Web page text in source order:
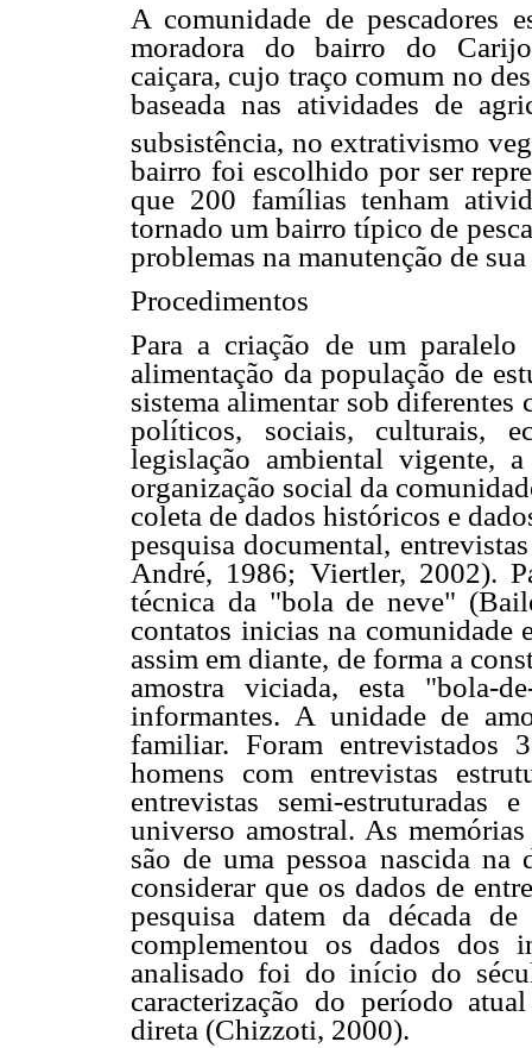
A comunidade de pescadores
moradora do bairro do
caiçara, cujo traço comum no
baseada nas atividades de
subsistência, no extrativismo
bairro foi escolhido por ser
que 200 famílias tenham
tornado um bairro típico de
problemas na manutenção de
Procedimentos
Para a criação de um
alimentação da população de
sistema alimentar sob
políticos, sociais, culturais,
legislação ambiental vigente,
organização social da
coleta de dados históricos e
pesquisa documental,
André, 1986; Viertler, 2002).
técnica da "bola de neve"
contatos inicias na comunidade
assim em diante, de forma a
amostra viciada, esta "bola-
informantes. A unidade de
familiar. Foram entrevistados
homens com entrevistas
entrevistas semi-
universo amostral. As
são de uma pessoa nascida
considerar que os dados de
pesquisa datem da década
complementou os dados dos
analisado foi do início do
caracterização do período
direta (Chizzoti, 2000).